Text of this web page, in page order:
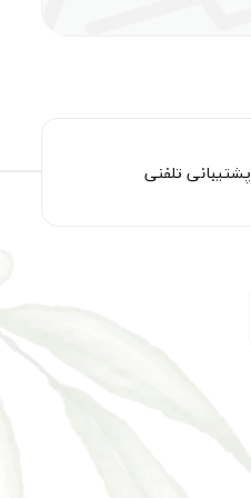
پشتیبانی تلفنی